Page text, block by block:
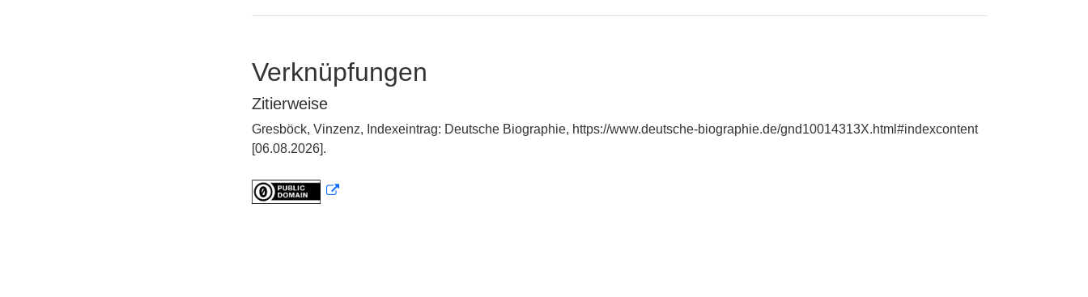
Verknüpfungen
Zitierweise
Gresböck, Vinzenz, Indexeintrag: Deutsche Biographie, https://www.deutsche-biographie.de/gnd10014313X.html#indexcontent
[06.08.2026].